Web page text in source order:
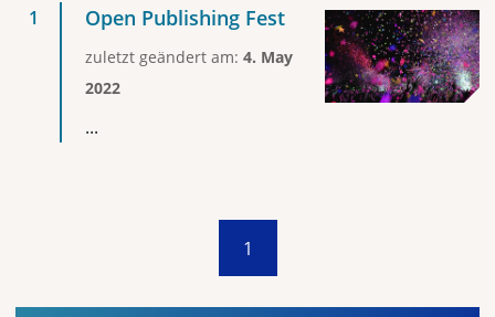
Open Publishing Fest
zuletzt geändert am: 4. May
2022
...
1